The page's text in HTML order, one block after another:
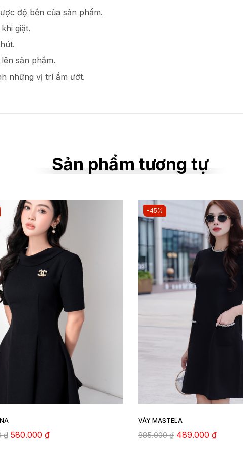
độ bền của sản phẩm.
giặt.
sản phẩm.
những vị trí ẩm ướt.
Sản phẩm tương tự
₫ 580.000 ₫
-45%
VÁY MASTELA
885.000₫ 489.000 ₫